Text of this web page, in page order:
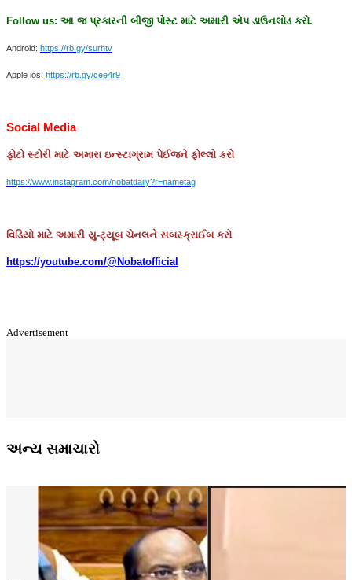
Follow us: આ જ પ્રકારની બીજી પોસ્ટ માટે અમારી એપ ડાઉનલોડ કરો.
Android: https://rb.gy/surhtv
Apple ios: https://rb.gy/cee4r9
Social Media
ફોટો સ્ટોરી માટે અમારા ઇન્સ્ટાગ્રામ પેઈજને ફોલ્લો કરો
https://www.instagram.com/nobatdaily?r=nametag
વિડિયો માટે અમારી યુ-ટ્યૂબ ચેનલને સબસ્ક્રાઈબ કરો
https://youtube.com/@Nobatofficial
Advertisement
અન્ય સમાચારો